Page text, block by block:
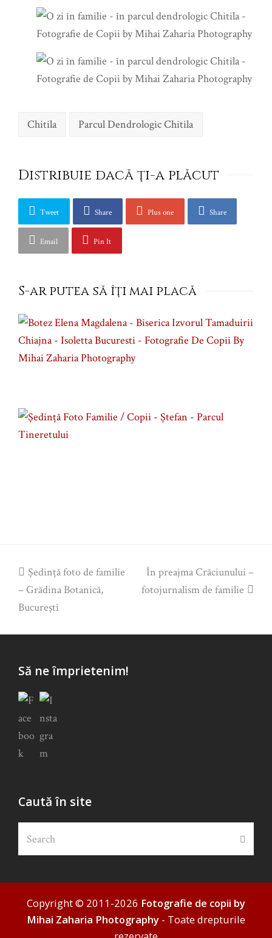
Chitila Parcul Dendrologic Chitila
Distribuie dacă ţi-a plăcut
Tweet Share Plus one Share
Email Pin It
S-ar putea să îţi mai placă
previous
post:
Şedinţă foto de familie
– Grădina Botanică,
Bucureşti
next
post:
În preajma Crăciunului –
fotojurnalism de familie
Să ne împrietenim!
Caută în site
Copyright © 2011-2026 Fotografie de copii by
Mihai Zaharia Photography - Toate drepturile